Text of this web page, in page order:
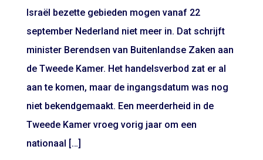
Israël bezette gebieden mogen vanaf 22
september Nederland niet meer in. Dat schrijft
minister Berendsen van Buitenlandse Zaken aan
de Tweede Kamer. Het handelsverbod zat er al
aan te komen, maar de ingangsdatum was nog
niet bekendgemaakt. Een meerderheid in de
Tweede Kamer vroeg vorig jaar om een
nationaal […]